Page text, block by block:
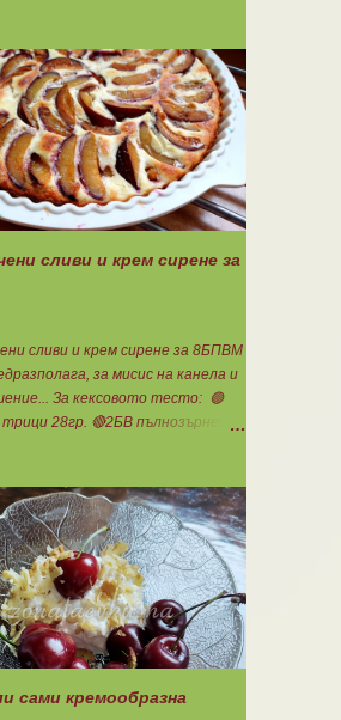
до готовност. Нарязва
всяка за 1БВ. Нека да ни е
Люси
сливи и крем сирене за
сливи и крем сирене за 8БПВМ
за мисис на канела и
За кексовото тесто: 🟢
28гр. 🔴2БВ пълнозърнесто
тахан 15гр. Ванилия
стевия бленд.
се смесва добре и се оставя
набъбне. За чийз крема: 🟢3БП
крем сирене Кауфланд 200гр. + 1
🟠1БП яйце 1бр. Ванилия Не
За отгоре: 🟢4БВ сини сливи
Мазнините са удвоени за
за тарт, разпределих
сами кремообразна